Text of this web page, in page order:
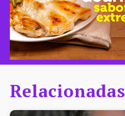
Relacionadas